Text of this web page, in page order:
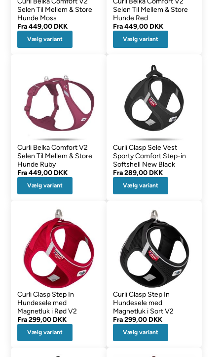
Selen Til Mellem & Store
Hunde Moss
Fra449,00 DKK
Vælg variant
Selen Til Mellem & Store
Hunde Red
Fra449,00 DKK
Vælg variant
Curli Belka Comfort V2
Selen Til Mellem & Store
Hunde Ruby
Fra449,00 DKK
Vælg variant
Curli Clasp Sele Vest
Sporty Comfort Step-in
Softshell New Black
Fra289,00 DKK
Vælg variant
Curli Clasp Step In
Hundesele med
Magnetluk i Rød V2
Fra299,00 DKK
Vælg variant
Curli Clasp Step In
Hundesele med
Magnetluk i Sort V2
Fra299,00 DKK
Vælg variant